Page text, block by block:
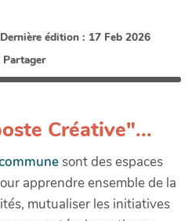
Dernière édition : 17 Feb 2026
Partager